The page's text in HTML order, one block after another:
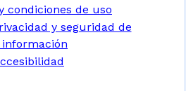
condiciones de uso
y seguridad de
información